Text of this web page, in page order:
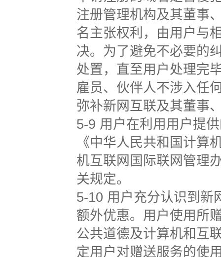
注册管理机构及其董事
名主张权利，由用户与
决。为了避免不必要的
处置，直至用户处理完
雇员、伙伴人不涉入任
弥补新网互联及其董事
5-9 用户在利用用户提
《中华人民共和国计算
机互联网国际联网管理
关规定。
5-10 用户充分认识到新
额外优惠。用户使用所
公共道德及计算机和互
定用户对赠送服务的使